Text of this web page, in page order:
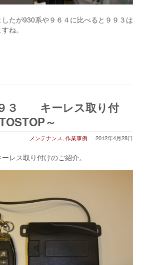
たが930系や９６４に比べると９９３は
ね。
３ キーレス取り付
～
2012年4月28日
メンテナンス,作業事例
レス取り付けのご紹介。